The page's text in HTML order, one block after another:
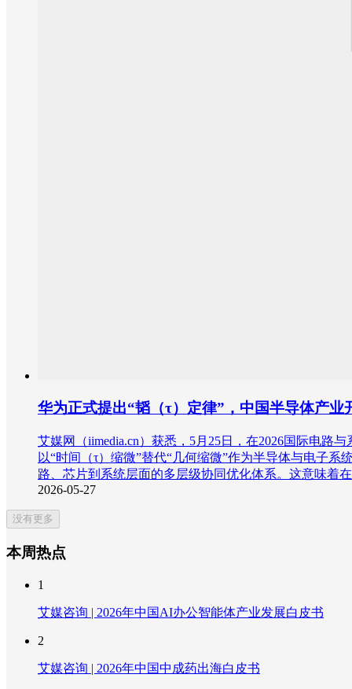
华为正式提出“韬（τ）定律”，中国半导体产业
艾媒网（iimedia.cn）获悉，5月25日，在2026国际电路
以“时间（τ）缩微”替代“几何缩微”作为半导体与电子
路、芯片到系统层面的多层级协同优化体系。这意味着
2026-05-27
没有更多
本周热点
1
艾媒咨询 | 2026年中国AI办公智能体产业发展白皮书
2
艾媒咨询 | 2026年中国中成药出海白皮书